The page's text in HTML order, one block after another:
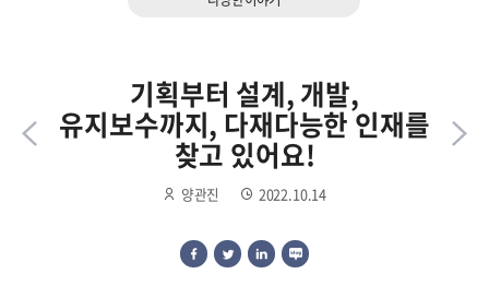
기획부터 설계, 개발,
유지보수까지, 다재다능한 인재를
찾고 있어요!
양관진 2022.10.14